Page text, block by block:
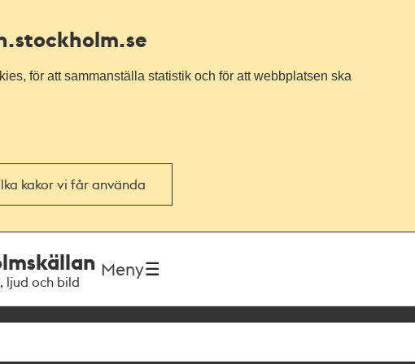
.stockholm.se
för att sammanställa statistik och för att webbplatsen ska
kakor vi får använda
ljud och bild
Meny